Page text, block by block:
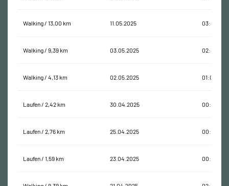
Walking / 13,00 km 11.05.2025 03:40:13
Walking / 9,39 km 03.05.2025 02:33:17
Walking / 4,13 km 02.05.2025 01:08:52
Laufen / 2,42 km 30.04.2025 00:21:49
Laufen / 2,76 km 25.04.2025 00:24:09
Laufen / 1,59 km 23.04.2025 00:19:14